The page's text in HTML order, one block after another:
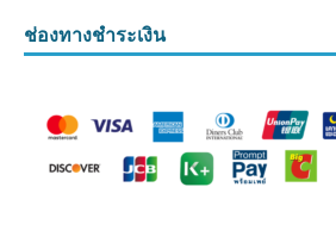
ช่องทางชำระเงิน